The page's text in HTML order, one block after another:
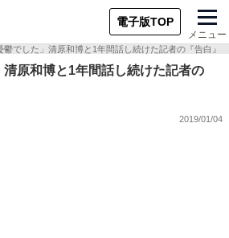
電子版TOP
メニュー
鬱でした」清原和博と1年間話し続けた記者の『告白』
清原和博と1年間話し続けた記者の
2019/01/04